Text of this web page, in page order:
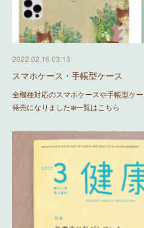
2022.02.16 03:13
スマホケース・手帳型ケース
全機種対応のスマホケースや手帳型ケ
発売になりました❄️一覧はこちら